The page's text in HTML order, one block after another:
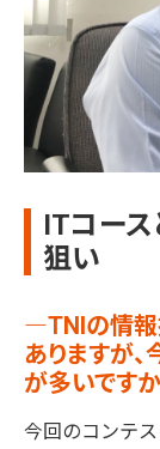
ITコース
狙い
―TNIの情報
ありますが
が多いですか
今回のコンテ